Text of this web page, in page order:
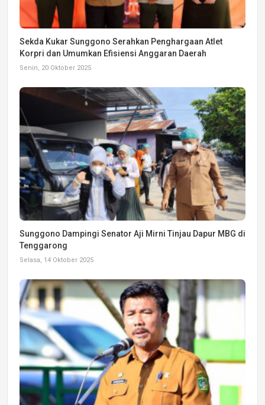
Sekda Kukar Sunggono Serahkan Penghargaan Atlet
Korpri dan Umumkan Efisiensi Anggaran Daerah
Senin, 20 Oktober 2025
Sunggono Dampingi Senator Aji Mirni Tinjau Dapur MBG di
Tenggarong
Selasa, 14 Oktober 2025